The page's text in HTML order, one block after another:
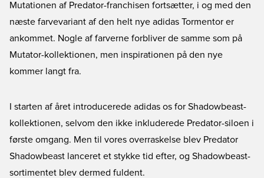
Mutationen af Predator-franchisen fortsætter, i og med den
næste farvevariant af den helt nye adidas Tormentor er
ankommet. Nogle af farverne forbliver de samme som på
Mutator-kollektionen, men inspirationen på den nye
kommer langt fra.
I starten af året introducerede adidas os for Shadowbeast-
kollektionen, selvom den ikke inkluderede Predator-siloen i
første omgang. Men til vores overraskelse blev Predator
Shadowbeast lanceret et stykke tid efter, og Shadowbeast-
sortimentet blev dermed fuldent.